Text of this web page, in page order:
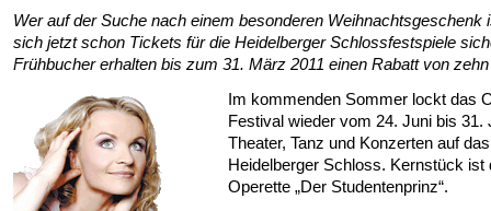
Wer auf der Suche nach einem besonderen Weihnachtsgeschenk
sich jetzt schon Tickets für die Heidelberger Schlossfestspiele
Frühbucher erhalten bis zum 31. März 2011 einen Rabatt von
Im kommenden Sommer lockt das
Festival wieder vom 24. Juni bis 31.
Theater, Tanz und Konzerten auf das
Heidelberger Schloss. Kernstück ist
Operette „Der Studentenprinz“.